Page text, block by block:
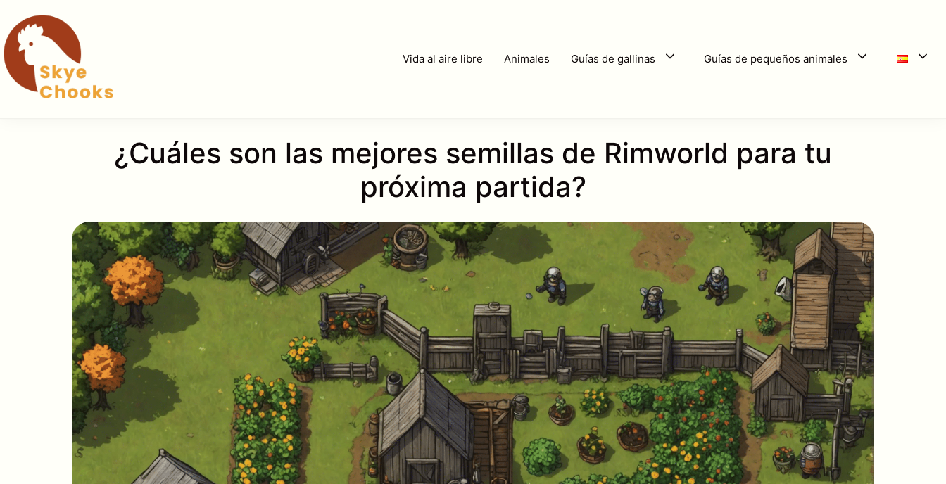
contenido
Vida al aire libre Animales Guías de gallinas Guías de pequeños animales
¿Cuáles son las mejores semillas de Rimworld para tu
próxima partida?